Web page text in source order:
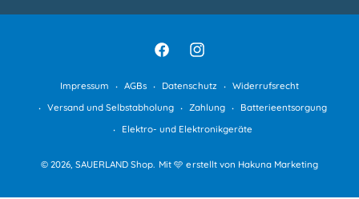
© 2026,SAUERLAND Shop. Mit 🩵 erstellt von Hakuna Marketing
Impressum AGBs Datenschutz
Widerrufsrecht
Versand und Selbstabholung
Zahlung
Batterieentsorgung
Elektro- und Elektronikgeräte
F
c
e
o
I
n
s
t
g